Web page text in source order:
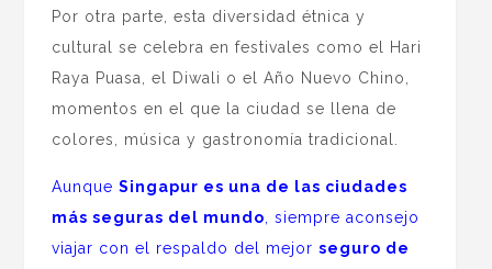
Por otra parte, esta diversidad étnica y
cultural se celebra en festivales como el Hari
Raya Puasa, el Diwali o el Año Nuevo Chino,
momentos en el que la ciudad se llena de
colores, música y gastronomía tradicional.
AunqueSingapur es una de las ciudades
más seguras del mundo, siempre aconsejo
viajar con el respaldo del mejorseguro de